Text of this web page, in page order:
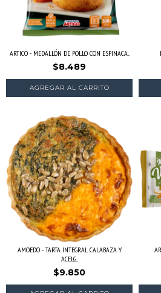
ARTICO - MEDALLÓN DE POLLO CON ESPINACA...
$8.489
AMOEDO - TARTA INTEGRAL CALABAZA Y
ACELG...
$9.850